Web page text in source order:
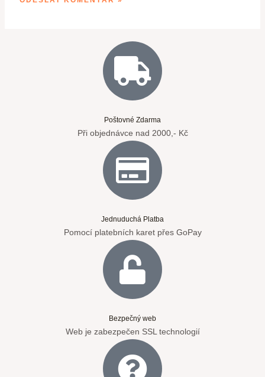
Poštovné Zdarma
Při objednávce nad 2000,- Kč
Jednuduchá Platba
Pomocí platebních karet přes GoPay
Bezpečný web
Web je zabezpečen SSL technologií